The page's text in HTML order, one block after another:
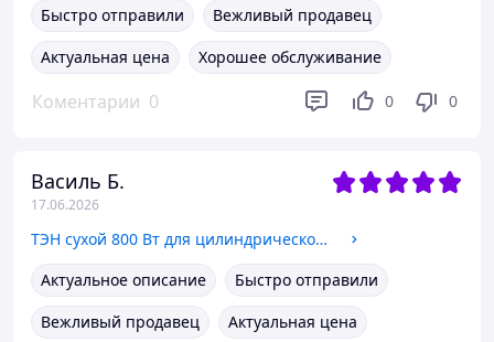
Быстро отправили
Вежливый продавец
Актуальная цена
Хорошее обслуживание
Коментарии 0 0 0
Василь Б.
17.06.2026
ТЭН сухой 800 Вт для цилиндрического водонагревателя Thermo Alliance SS321 L=235 мм (36202770)
Актуальное описание
Быстро отправили
Вежливый продавец
Актуальная цена